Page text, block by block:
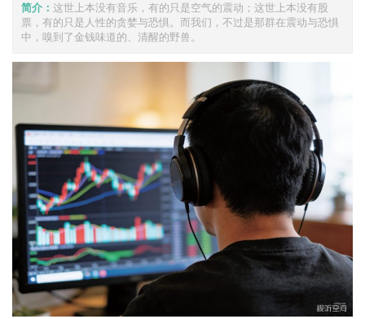
简介： 这世上本没有音乐，有的只是空气的震动；这世上本没有股
票，有的只是人性的贪婪与恐惧。而我们，不过是那群在震动与恐惧
中，嗅到了金钱味道的、清醒的野兽。